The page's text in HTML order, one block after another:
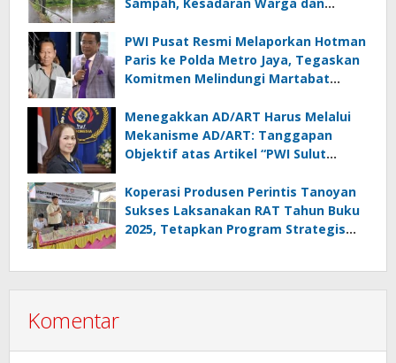
PWI Pusat Resmi Melaporkan Hotman
Paris ke Polda Metro Jaya, Tegaskan
Komitmen Melindungi Martabat
Menegakkan AD/ART Harus Melalui
Mekanisme AD/ART: Tanggapan
Objektif atas Artikel “PWI Sulut
Melanggar Aturan”
Koperasi Produsen Perintis Tanoyan
Sukses Laksanakan RAT Tahun Buku
2025, Tetapkan Program Strategis
Komentar